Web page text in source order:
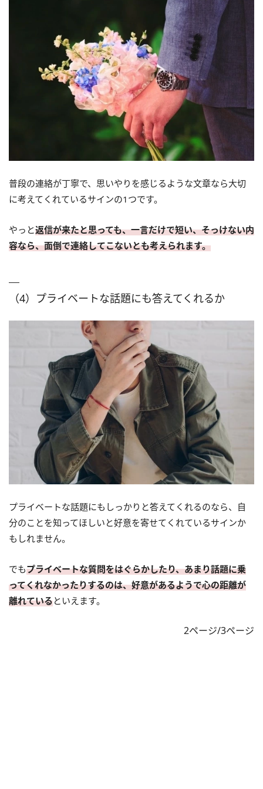
普段の連絡が丁寧で、思いやりを感じるような文章なら大切
に考えてくれているサインの1つです。
やっと返信が来たと思っても、一言だけで短い、そっけない内
容なら、面倒で連絡してこないとも考えられます。
（4）プライベートな話題にも答えてくれるか
プライベートな話題にもしっかりと答えてくれるのなら、自
分のことを知ってほしいと好意を寄せてくれているサインか
もしれません。
でもプライベートな質問をはぐらかしたり、あまり話題に乗
ってくれなかったりするのは、好意があるようで心の距離が
離れているといえます。
2ページ/3ページ